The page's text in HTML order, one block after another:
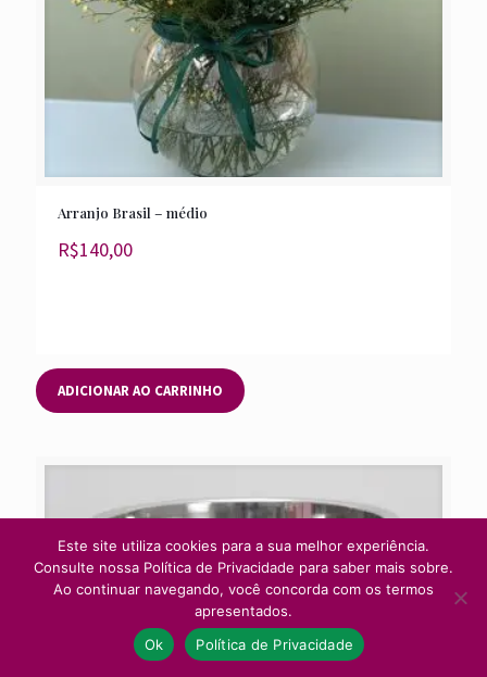
Arranjo Brasil – médio
R$140,00
ADICIONAR AO CARRINHO
Este site utiliza cookies para a sua melhor experiência.
Consulte nossa Política de Privacidade para saber mais sobre.
Ao continuar navegando, você concorda com os termos
apresentados.
Ok
Política de Privacidade